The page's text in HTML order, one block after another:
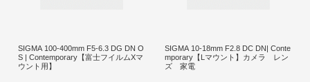
SIGMA 100-400mm F5-6.3 DG DN O
S | Contemporary【富士フイルムXマ
ウント用】
SIGMA 10-18mm F2.8 DC DN| Conte
mporary【Lマウント】カメラ レン
ズ 家電